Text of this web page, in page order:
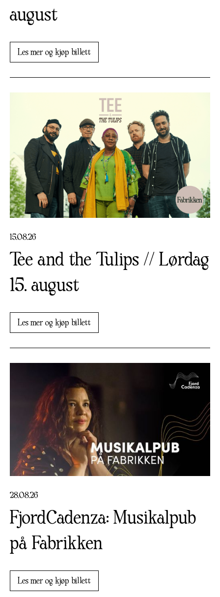
august
Les mer og kjøp billett
15.08.26
Tee and the Tulips // Lørdag
15. august
Les mer og kjøp billett
28.08.26
FjordCadenza: Musikalpub
på Fabrikken
Les mer og kjøp billett